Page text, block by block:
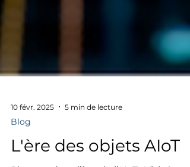
10 févr. 2025 5 min de lecture